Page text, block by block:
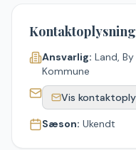
Ansvarlig: Land,
Kommune
Vis
Sæson: Ukendt